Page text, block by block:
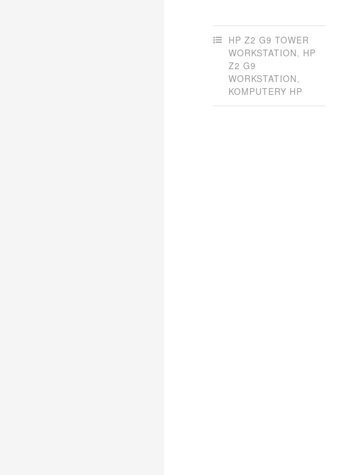
HP Z2 G9 TOWER
WORKSTATION, HP
Z2 G9
WORKSTATION,
KOMPUTERY HP